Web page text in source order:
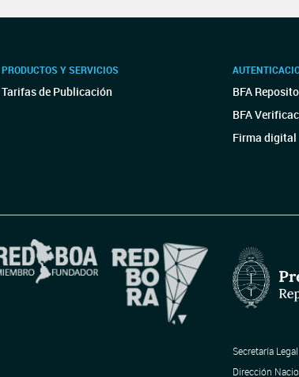
PRODUCTOS Y SERVICIOS
Tarifas de Publicación
BFA
BFA
Firma digital
Secretaría
Dirección